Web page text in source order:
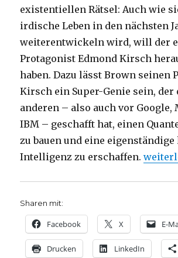
existentiellen Rätsel: Auch wie
irdische Leben in den nächsten
weiterentwickeln wird, will der
Protagonist Edmond Kirsch
haben. Dazu lässt Brown seinen
Kirsch ein Super-Genie sein, der
anderen – also auch vor
IBM – geschafft hat, einen
zu bauen und eine
Intelligenz zu erschaffen.„Was
Sharen mit:
Facebook X E-
Drucken LinkedIn